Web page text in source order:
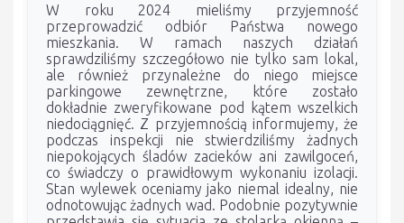
W roku 2024 mieliśmy przyjemność
przeprowadzić odbiór Państwa nowego
mieszkania. W ramach naszych działań
sprawdziliśmy szczegółowo nie tylko sam lokal,
ale również przynależne do niego miejsce
parkingowe zewnętrzne, które zostało
dokładnie zweryfikowane pod kątem wszelkich
niedociągnięć. Z przyjemnością informujemy, że
podczas inspekcji nie stwierdziliśmy żadnych
niepokojących śladów zacieków ani zawilgoceń,
co świadczy o prawidłowym wykonaniu izolacji.
Stan wylewek oceniamy jako niemal idealny, nie
odnotowując żadnych wad. Podobnie pozytywnie